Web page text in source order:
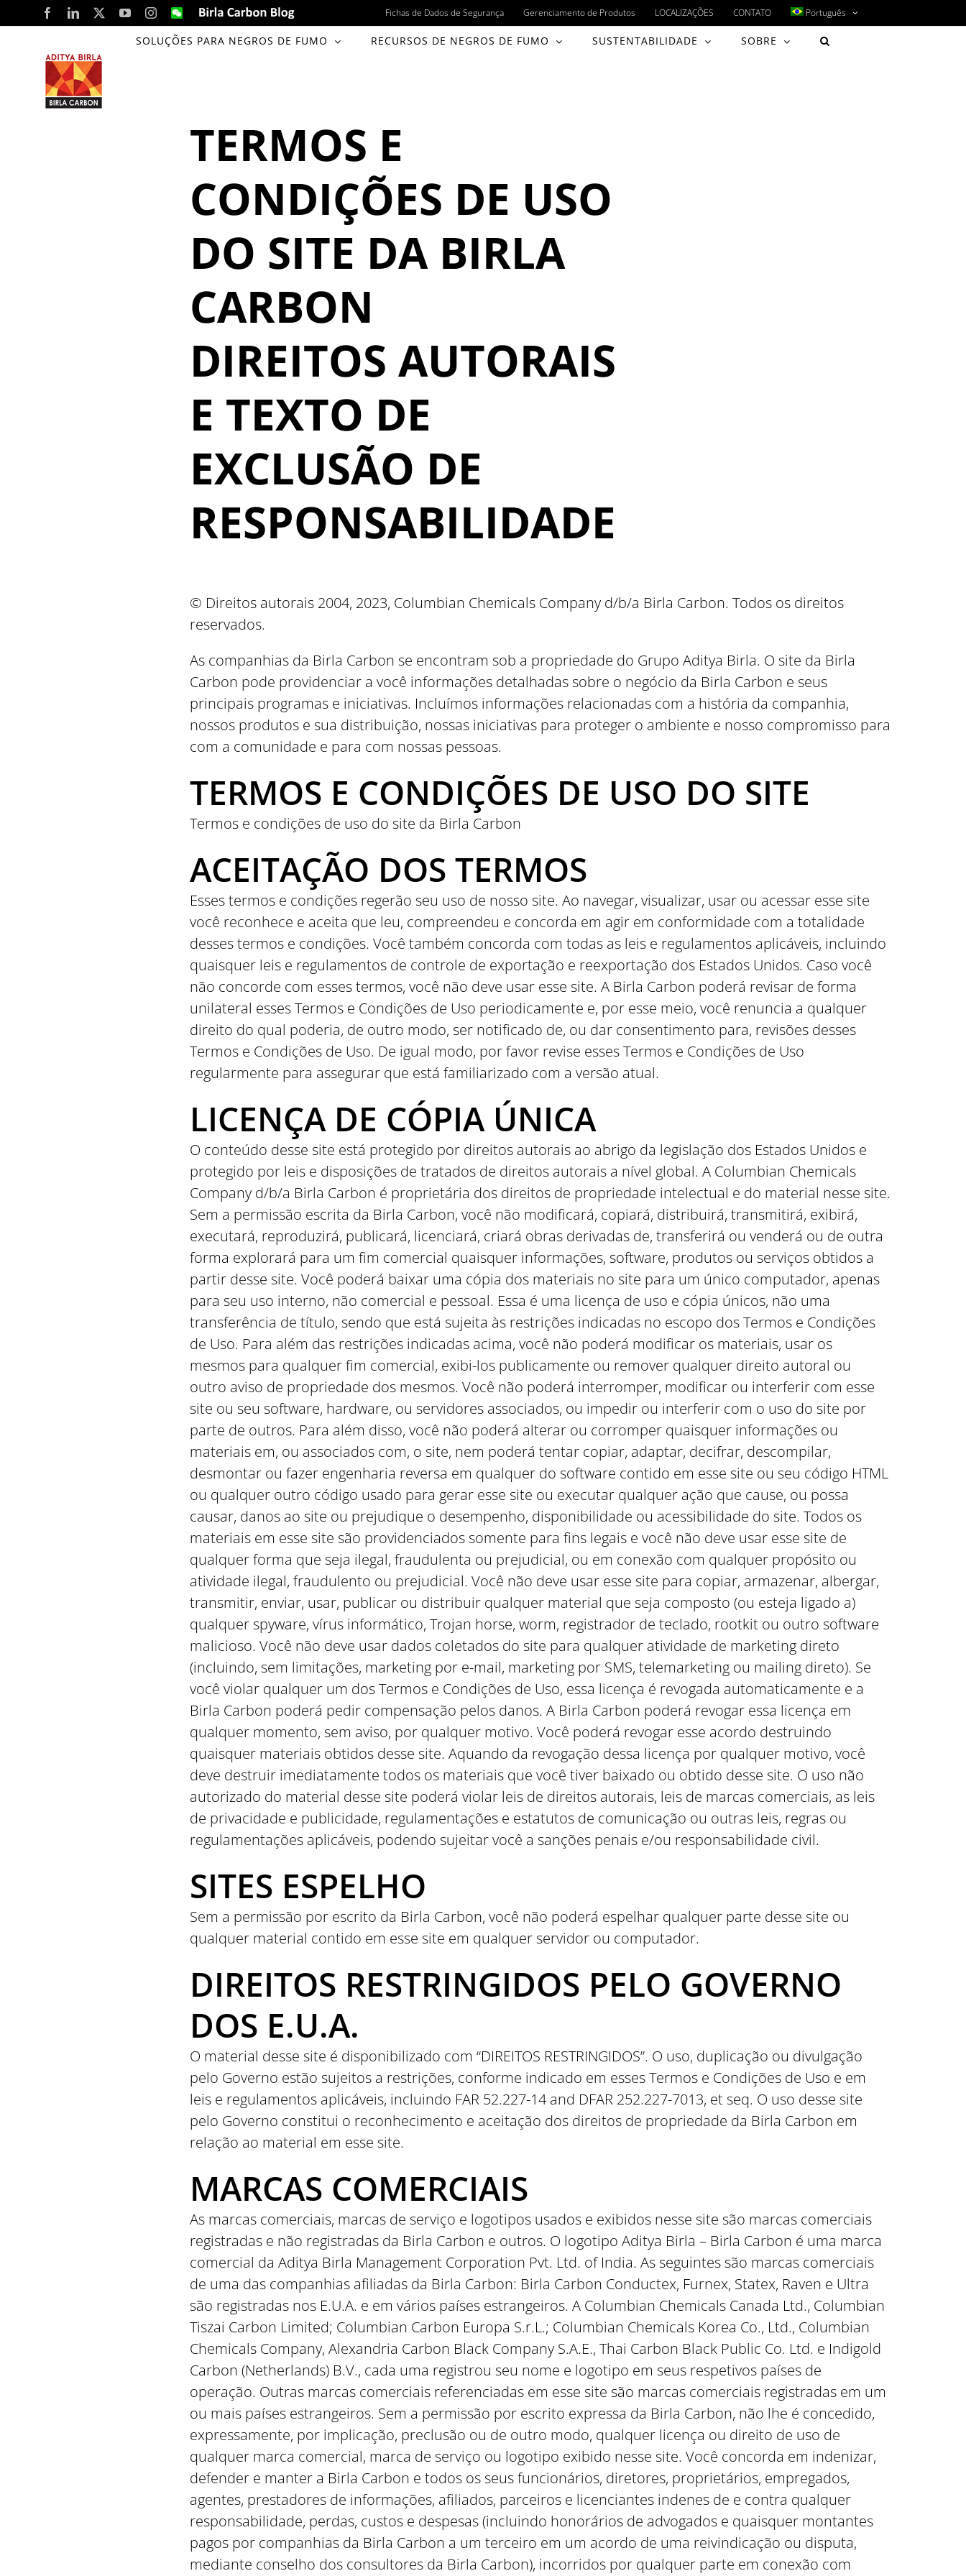
to
content
FacebookLinkedIn YouTubeInstagram
WeChatBirla
Carbon
Blog
Fichas de Dados de Segurança Gerenciamento de Produtos LOCALIZAÇÕES CONTATO Português
SOLUÇÕES PARA NEGROS DE FUMO RECURSOS DE NEGROS DE FUMO SUSTENTABILIDADE SOBRE
TERMOS E
CONDIÇÕES DE USO
DO SITE DA BIRLA
CARBON
DIREITOS AUTORAIS
E TEXTO DE
EXCLUSÃO DE
RESPONSABILIDADE
© Direitos autorais 2004, 2023, Columbian Chemicals Company d/b/a Birla Carbon. Todos os direitos
reservados.
As companhias da Birla Carbon se encontram sob a propriedade do Grupo Aditya Birla. O site da Birla
Carbon pode providenciar a você informações detalhadas sobre o negócio da Birla Carbon e seus
principais programas e iniciativas. Incluímos informações relacionadas com a história da companhia,
nossos produtos e sua distribuição, nossas iniciativas para proteger o ambiente e nosso compromisso para
com a comunidade e para com nossas pessoas.
TERMOS E CONDIÇÕES DE USO DO SITE
Termos e condições de uso do site da Birla Carbon
ACEITAÇÃO DOS TERMOS
Esses termos e condições regerão seu uso de nosso site. Ao navegar, visualizar, usar ou acessar esse site
você reconhece e aceita que leu, compreendeu e concorda em agir em conformidade com a totalidade
desses termos e condições. Você também concorda com todas as leis e regulamentos aplicáveis, incluindo
quaisquer leis e regulamentos de controle de exportação e reexportação dos Estados Unidos. Caso você
não concorde com esses termos, você não deve usar esse site. A Birla Carbon poderá revisar de forma
unilateral esses Termos e Condições de Uso periodicamente e, por esse meio, você renuncia a qualquer
direito do qual poderia, de outro modo, ser notificado de, ou dar consentimento para, revisões desses
Termos e Condições de Uso. De igual modo, por favor revise esses Termos e Condições de Uso
regularmente para assegurar que está familiarizado com a versão atual.
LICENÇA DE CÓPIA ÚNICA
O conteúdo desse site está protegido por direitos autorais ao abrigo da legislação dos Estados Unidos e
protegido por leis e disposições de tratados de direitos autorais a nível global. A Columbian Chemicals
Company d/b/a Birla Carbon é proprietária dos direitos de propriedade intelectual e do material nesse site.
Sem a permissão escrita da Birla Carbon, você não modificará, copiará, distribuirá, transmitirá, exibirá,
executará, reproduzirá, publicará, licenciará, criará obras derivadas de, transferirá ou venderá ou de outra
forma explorará para um fim comercial quaisquer informações, software, produtos ou serviços obtidos a
partir desse site. Você poderá baixar uma cópia dos materiais no site para um único computador, apenas
para seu uso interno, não comercial e pessoal. Essa é uma licença de uso e cópia únicos, não uma
transferência de título, sendo que está sujeita às restrições indicadas no escopo dos Termos e Condições
de Uso. Para além das restrições indicadas acima, você não poderá modificar os materiais, usar os
mesmos para qualquer fim comercial, exibi-los publicamente ou remover qualquer direito autoral ou
outro aviso de propriedade dos mesmos. Você não poderá interromper, modificar ou interferir com esse
site ou seu software, hardware, ou servidores associados, ou impedir ou interferir com o uso do site por
parte de outros. Para além disso, você não poderá alterar ou corromper quaisquer informações ou
materiais em, ou associados com, o site, nem poderá tentar copiar, adaptar, decifrar, descompilar,
desmontar ou fazer engenharia reversa em qualquer do software contido em esse site ou seu código HTML
ou qualquer outro código usado para gerar esse site ou executar qualquer ação que cause, ou possa
causar, danos ao site ou prejudique o desempenho, disponibilidade ou acessibilidade do site. Todos os
materiais em esse site são providenciados somente para fins legais e você não deve usar esse site de
qualquer forma que seja ilegal, fraudulenta ou prejudicial, ou em conexão com qualquer propósito ou
atividade ilegal, fraudulento ou prejudicial. Você não deve usar esse site para copiar, armazenar, albergar,
transmitir, enviar, usar, publicar ou distribuir qualquer material que seja composto (ou esteja ligado a)
qualquer spyware, vírus informático, Trojan horse, worm, registrador de teclado, rootkit ou outro software
malicioso. Você não deve usar dados coletados do site para qualquer atividade de marketing direto
(incluindo, sem limitações, marketing por e-mail, marketing por SMS, telemarketing ou mailing direto). Se
você violar qualquer um dos Termos e Condições de Uso, essa licença é revogada automaticamente e a
Birla Carbon poderá pedir compensação pelos danos. A Birla Carbon poderá revogar essa licença em
qualquer momento, sem aviso, por qualquer motivo. Você poderá revogar esse acordo destruindo
quaisquer materiais obtidos desse site. Aquando da revogação dessa licença por qualquer motivo, você
deve destruir imediatamente todos os materiais que você tiver baixado ou obtido desse site. O uso não
autorizado do material desse site poderá violar leis de direitos autorais, leis de marcas comerciais, as leis
de privacidade e publicidade, regulamentações e estatutos de comunicação ou outras leis, regras ou
regulamentações aplicáveis, podendo sujeitar você a sanções penais e/ou responsabilidade civil.
SITES ESPELHO
Sem a permissão por escrito da Birla Carbon, você não poderá espelhar qualquer parte desse site ou
qualquer material contido em esse site em qualquer servidor ou computador.
DIREITOS RESTRINGIDOS PELO GOVERNO
DOS E.U.A.
O material desse site é disponibilizado com “DIREITOS RESTRINGIDOS”. O uso, duplicação ou divulgação
pelo Governo estão sujeitos a restrições, conforme indicado em esses Termos e Condições de Uso e em
leis e regulamentos aplicáveis, incluindo FAR 52.227-14 and DFAR 252.227-7013, et seq. O uso desse site
pelo Governo constitui o reconhecimento e aceitação dos direitos de propriedade da Birla Carbon em
relação ao material em esse site.
MARCAS COMERCIAIS
As marcas comerciais, marcas de serviço e logotipos usados e exibidos nesse site são marcas comerciais
registradas e não registradas da Birla Carbon e outros. O logotipo Aditya Birla – Birla Carbon é uma marca
comercial da Aditya Birla Management Corporation Pvt. Ltd. of India. As seguintes são marcas comerciais
de uma das companhias afiliadas da Birla Carbon: Birla Carbon Conductex, Furnex, Statex, Raven e Ultra
são registradas nos E.U.A. e em vários países estrangeiros. A Columbian Chemicals Canada Ltd., Columbian
Tiszai Carbon Limited; Columbian Carbon Europa S.r.L.; Columbian Chemicals Korea Co., Ltd., Columbian
Chemicals Company, Alexandria Carbon Black Company S.A.E., Thai Carbon Black Public Co. Ltd. e Indigold
Carbon (Netherlands) B.V., cada uma registrou seu nome e logotipo em seus respetivos países de
operação. Outras marcas comerciais referenciadas em esse site são marcas comerciais registradas em um
ou mais países estrangeiros. Sem a permissão por escrito expressa da Birla Carbon, não lhe é concedido,
expressamente, por implicação, preclusão ou de outro modo, qualquer licença ou direito de uso de
qualquer marca comercial, marca de serviço ou logotipo exibido nesse site. Você concorda em indenizar,
defender e manter a Birla Carbon e todos os seus funcionários, diretores, proprietários, empregados,
agentes, prestadores de informações, afiliados, parceiros e licenciantes indenes de e contra qualquer
responsabilidade, perdas, custos e despesas (incluindo honorários de advogados e quaisquer montantes
pagos por companhias da Birla Carbon a um terceiro em um acordo de uma reivindicação ou disputa,
mediante conselho dos consultores da Birla Carbon), incorridos por qualquer parte em conexão com